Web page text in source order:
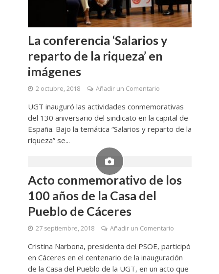
La conferencia ‘Salarios y
reparto de la riqueza’ en
imágenes
2 octubre, 2018 Añadir un Comentario
UGT inauguró las actividades conmemorativas
del 130 aniversario del sindicato en la capital de
España. Bajo la temática “Salarios y reparto de la
riqueza” se...
Acto conmemorativo de los
100 años de la Casa del
Pueblo de Cáceres
27 septiembre, 2018 Añadir un Comentario
Cristina Narbona, presidenta del PSOE, participó
en Cáceres en el centenario de la inauguración
de la Casa del Pueblo de la UGT, en un acto que